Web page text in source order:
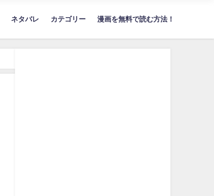
ネタバレ カテゴリー 漫画を無料で読む方法！